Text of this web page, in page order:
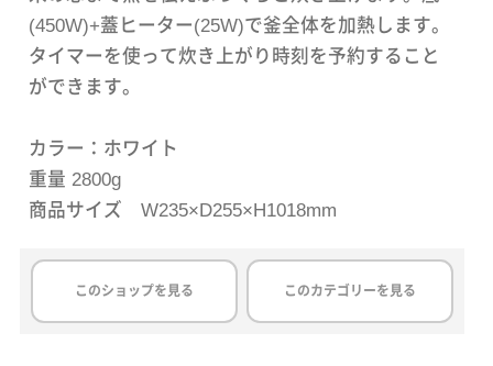
(450W)+蓋ヒーター(25W)で釜全体を加熱します。
タイマーを使って炊き上がり時刻を予約すること
ができます。
カラー：ホワイト
重量 2800g
商品サイズ W235×D255×H1018mm
このショップを見る このカテゴリーを見る